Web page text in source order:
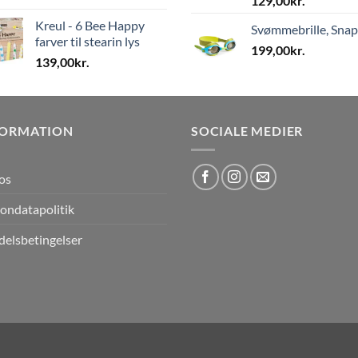
Kreul - 6 Bee Happy
farver til stearin lys
139,00kr.
Svømmebrille,
199,00kr.
SOCIALE MEDIER